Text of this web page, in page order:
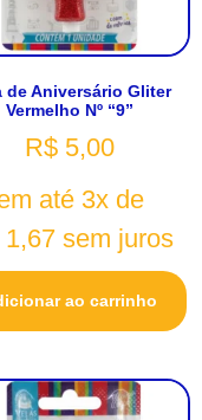
de Aniversário Gliter
Vermelho Nº “9”
R$ 5,00
até 3x de
1,67 sem juros
ao carrinho